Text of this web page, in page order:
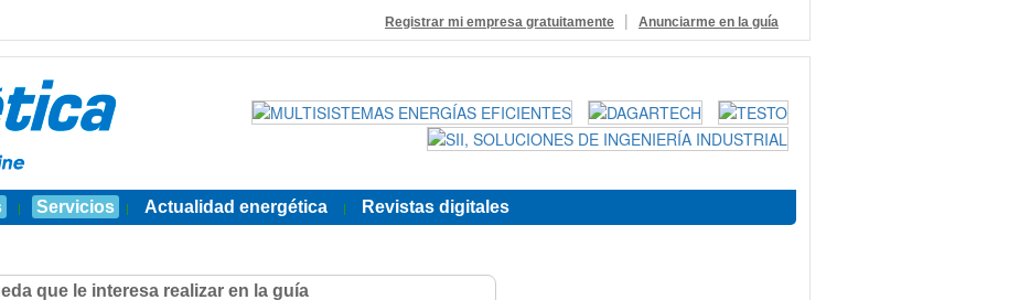
Registrar mi empresa gratuitamente | Anunciarme en la guía
| Servicios | Actualidad energética | Revistas digitales